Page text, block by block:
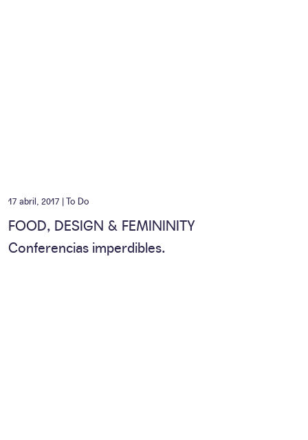
17 abril, 2017 |To Do
FOOD, DESIGN & FEMININITY
Conferencias imperdibles.